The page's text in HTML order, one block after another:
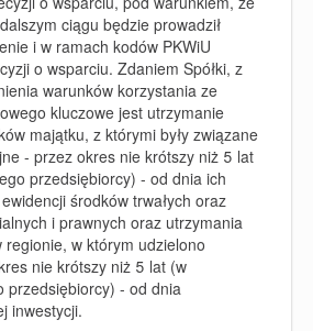
ciągu będzie prowadził
i w ramach kodów PKWiU
o wsparciu. Zdaniem Spółki, z
warunków korzystania ze
kluczowe jest utrzymanie
majątku, z którymi były związane
- przez okres nie krótszy niż 5 lat
przedsiębiorcy) - od dnia ich
środków trwałych oraz
i prawnych oraz utrzymania
regionie, w którym udzielono
nie krótszy niż 5 lat (w
przedsiębiorcy) - od dnia
inwestycji.